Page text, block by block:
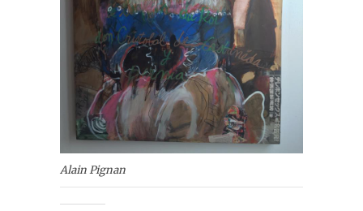
Alain Pignan